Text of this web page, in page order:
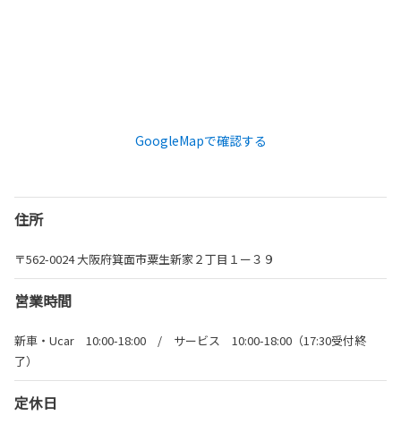
GoogleMapで確認する
住所
〒562-0024 大阪府箕面市粟生新家２丁目１ー３９
営業時間
新車・Ucar 10:00-18:00 / サービス 10:00-18:00（17:30受付終
了）
定休日